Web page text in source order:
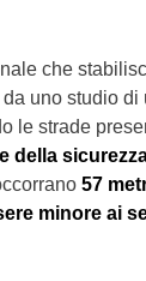
che
da uno studio di
le strade
della
57
minore ai